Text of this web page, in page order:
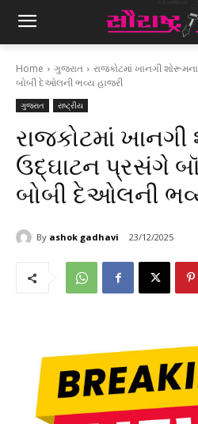
Home ગુજરાત
રાજકોટમાં ખાનગી
બોબી દેઓલની ભવ્ય હાજરી
ગુજરાત રાષ્ટ્રીય
રાજકોટમાં
ઉદ્ઘાટન પ્રસંગે
બોબી દેઓલની
By ashok gadhavi 23/12/2025